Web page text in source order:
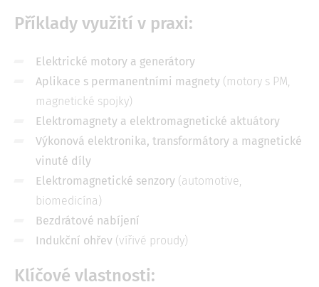
Příklady využití v praxi:
Elektrické motory a generátory
Aplikace s permanentními magnety (motory s PM,
magnetické spojky)
Elektromagnety a elektromagnetické aktuátory
Výkonová elektronika, transformátory a magnetické
vinuté díly
Elektromagnetické senzory (automotive,
biomedicína)
Bezdrátové nabíjení
Indukční ohřev (vířivé proudy)
Klíčové vlastnosti: